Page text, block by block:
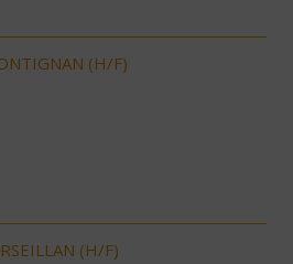
(H/F)
(H/F)